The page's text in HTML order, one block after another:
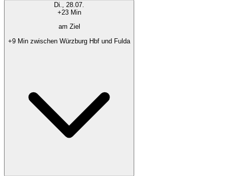
Di., 28.07.
+23 Min
am Ziel
+9 Min zwischen Würzburg Hbf und Fulda